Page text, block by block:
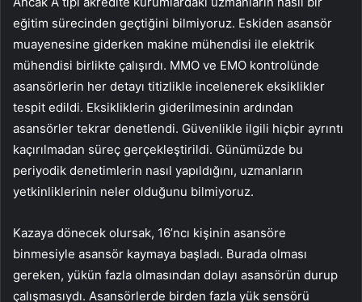
eğitim sürecinden geçtiğini bilmiyoruz. Eskiden asansör
muayenesine giderken makine mühendisi ile elektrik
mühendisi birlikte çalışırdı. MMO ve EMO kontrolünde
asansörlerin her detayı titizlikle incelenerek eksiklikler
tespit edildi. Eksikliklerin giderilmesinin ardından
asansörler tekrar denetlendi. Güvenlikle ilgili hiçbir ayrıntı
kaçırılmadan süreç gerçekleştirildi. Günümüzde bu
periyodik denetimlerin nasıl yapıldığını, uzmanların
yetkinliklerinin neler olduğunu bilmiyoruz.
Kazaya dönecek olursak, 16’ncı kişinin asansöre
binmesiyle asansör kaymaya başladı. Burada olması
gereken, yükün fazla olmasından dolayı asansörün durup
çalışmasıydı. Asansörlerde birden fazla yük sensörü